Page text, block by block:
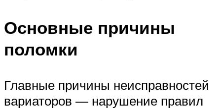
Основные причины
поломки
Главные причины неисправностей
вариаторов — нарушение правил